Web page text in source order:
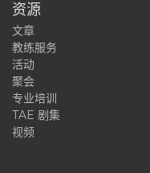
资源
文章
教练服务
活动
聚会
专业培训
TAE 剧集
视频